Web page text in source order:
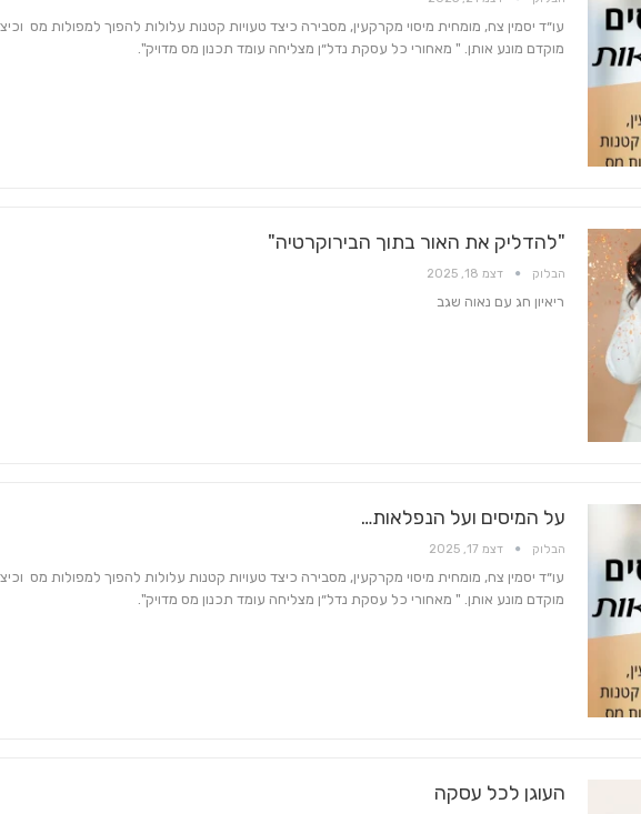
עו״ד יסמין צח, מומחית מיסוי מקרקעין, מסבירה כיצד טעויות קטנות עלולות להפוך למפולות מס
מוקדם מונע אותן. " מאחורי כל עסקת נדל״ן מצליחה עומד תכנון מס מדויק".
"להדליק את האור בתוך הבירוקרטיה"
הבלוק דצמ 18, 2025
ריאיון חג עם נאוה שגב
על המיסים ועל הנפלאות…
הבלוק דצמ 17, 2025
עו״ד יסמין צח, מומחית מיסוי מקרקעין, מסבירה כיצד טעויות קטנות עלולות להפוך למפולות מס
מוקדם מונע אותן. " מאחורי כל עסקת נדל״ן מצליחה עומד תכנון מס מדויק".
העוגן לכל עסקה